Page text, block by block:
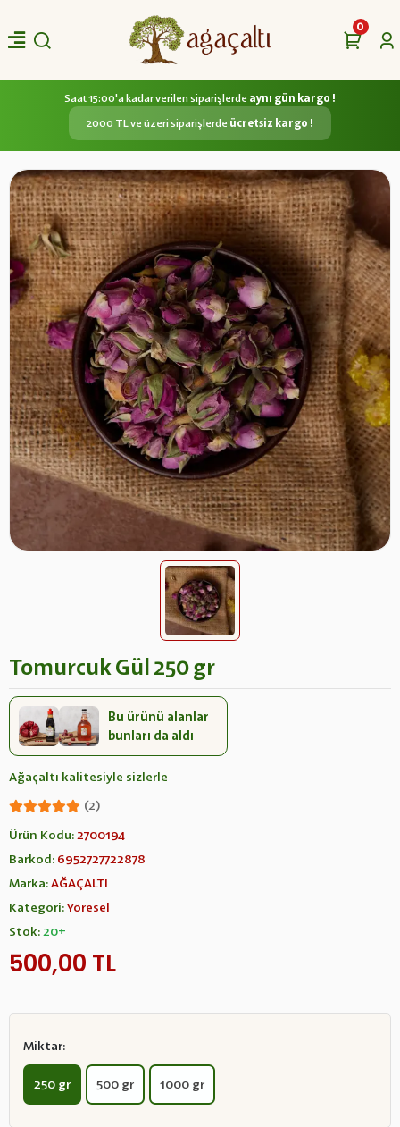
0
Saat 15:00'a kadar verilen siparişlerde aynı gün kargo !
2000 TL ve üzeri siparişlerde ücretsiz kargo !
Tomurcuk Gül 250 gr
Bu ürünü alanlar
bunları da aldı
Ağaçaltı kalitesiyle sizlerle
(2)
Ürün Kodu:2700194
Barkod: 6952727722878
Marka:AĞAÇALTI
Kategori:Yöresel
Stok:20+
500,00 TL
Miktar:
250 gr 500 gr 1000 gr